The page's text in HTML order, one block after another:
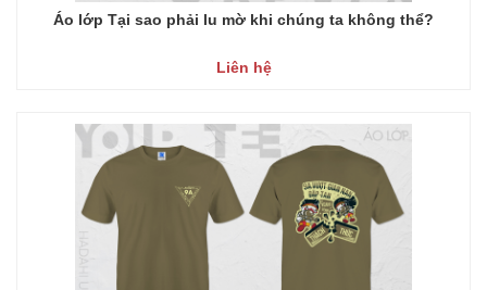
Áo lớp Tại sao phải lu mờ khi chúng ta không thể?
Liên hệ